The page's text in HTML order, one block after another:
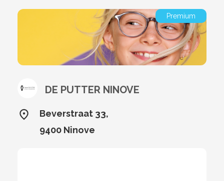
Premium
DE PUTTER NINOVE
Beverstraat 33,
9400 Ninove